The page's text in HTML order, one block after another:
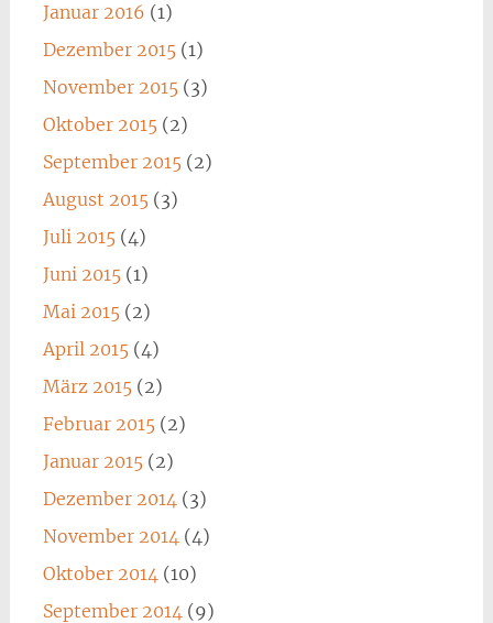
Januar 2016 (1)
Dezember 2015(1)
November 2015(3)
Oktober 2015(2)
September 2015(2)
August 2015(3)
Juli 2015(4)
Juni 2015(1)
Mai 2015(2)
April 2015(4)
März 2015(2)
Februar 2015(2)
Januar 2015(2)
Dezember 2014(3)
November 2014(4)
Oktober 2014(10)
September 2014(9)